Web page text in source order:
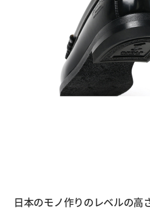
日本のモノ作りのレベルの高